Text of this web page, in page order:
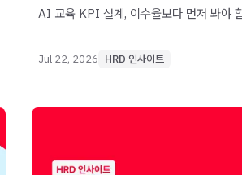
AI 교육 KPI 설계, 이수율보다 먼저 봐야
Jul 22, 2026 HRD 인사이트